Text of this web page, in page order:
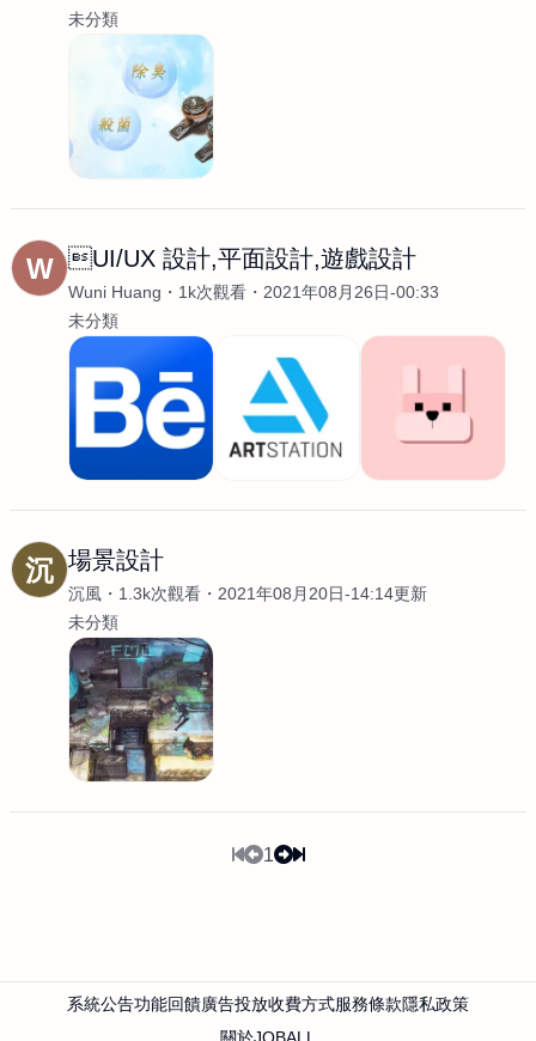
未分類
W UI/UX 設計,平面設計,遊戲設計
Wuni Huang 1k次觀看
2021年08月26日-00:33
未分類
沉 場景設計
沉風 1.3k次觀看
2021年08月20日-14:14更新
未分類
1
系統公告功能回饋廣告投放收費方式服務條款隱私政策